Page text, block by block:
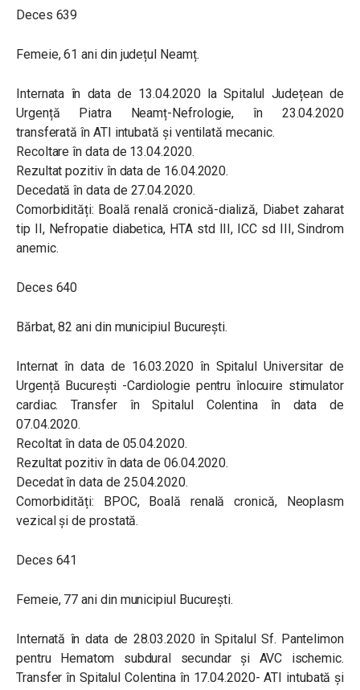
Deces 639
Femeie, 61 ani din județul Neamț.
Internata în data de 13.04.2020 la Spitalul Județean de
Urgență Piatra Neamț-Nefrologie, în 23.04.2020
transferată în ATI intubată și ventilată mecanic.
Recoltare în data de 13.04.2020.
Rezultat pozitiv în data de 16.04.2020.
Decedată în data de 27.04.2020.
Comorbidități: Boală renală cronică-dializă, Diabet zaharat
tip II, Nefropatie diabetica, HTA std III, ICC sd III, Sindrom
anemic.
Deces 640
Bărbat, 82 ani din municipiul București.
Internat în data de 16.03.2020 în Spitalul Universitar de
Urgență București -Cardiologie pentru înlocuire stimulator
cardiac. Transfer în Spitalul Colentina în data de
07.04.2020.
Recoltat în data de 05.04.2020.
Rezultat pozitiv în data de 06.04.2020.
Decedat în data de 25.04.2020.
Comorbidități: BPOC, Boală renală cronică, Neoplasm
vezical și de prostată.
Deces 641
Femeie, 77 ani din municipiul București.
Internată în data de 28.03.2020 în Spitalul Sf. Pantelimon
pentru Hematom subdural secundar și AVC ischemic.
Transfer în Spitalul Colentina în 17.04.2020- ATI intubată și